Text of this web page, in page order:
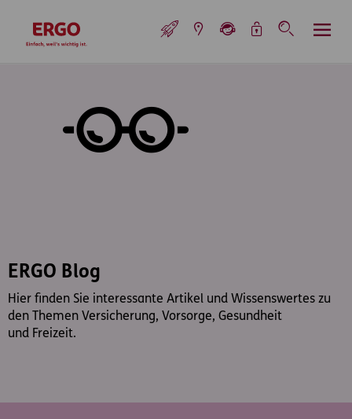
zur Startseite
ERGO Blog
Hier finden Sie interessante Artikel und Wissenswertes zu
den Themen Versicherung, Vorsorge, Gesundheit
und Freizeit.